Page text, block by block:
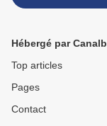
Hébergé par
Top articles
Pages
Contact